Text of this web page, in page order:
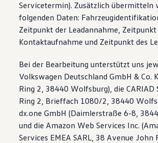
Servicetermin). Zusätzlich übermitteln
folgenden Daten:
Zeitpunkt der Leadannahme, Zeitpunkt
Kontaktaufnahme und Zeitpunkt des
Bei der Bearbeitung unterstützt uns
Volkswagen Deutschland GmbH & Co.
Ring 2, 38440 Wolfsburg), die CARIAD
Ring 2, Brieffach 1080/2, 38440
dx.one GmbH (Daimlerstraße 6-8,
und die Amazon Web Services Inc.
Services EMEA SARL, 38 Avenue John